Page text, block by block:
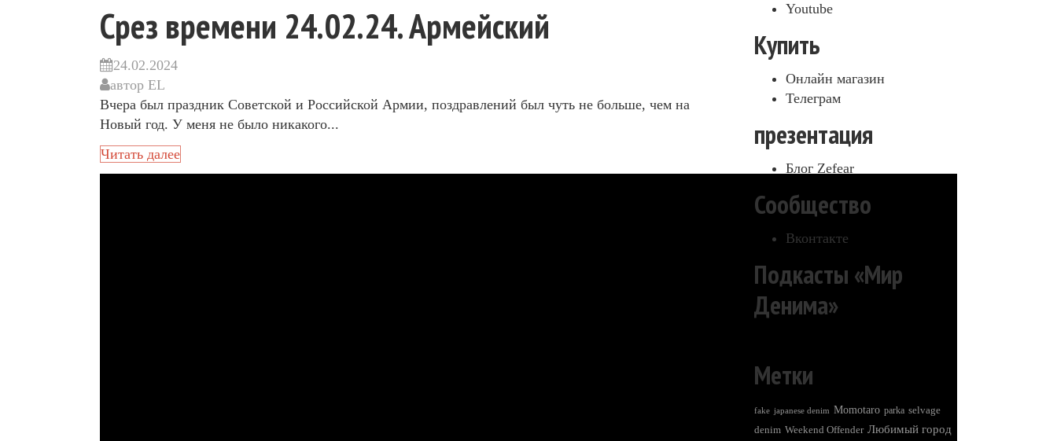
Срез времени 24.02.24. Армейский
24.02.2024
автор EL
Вчера был праздник Советской и Российской Армии, поздравлений был чуть не больше, чем на
Новый год. У меня не было никакого...
Читать далее
Youtube
Купить
Онлайн магазин
Телеграм
презентация
Блог Zefear
Сообщество
Вконтакте
Подкасты «Мир
Денима»
Метки
fake japanese denim Momotaro parka selvage
denim Weekend Offender Любимый город